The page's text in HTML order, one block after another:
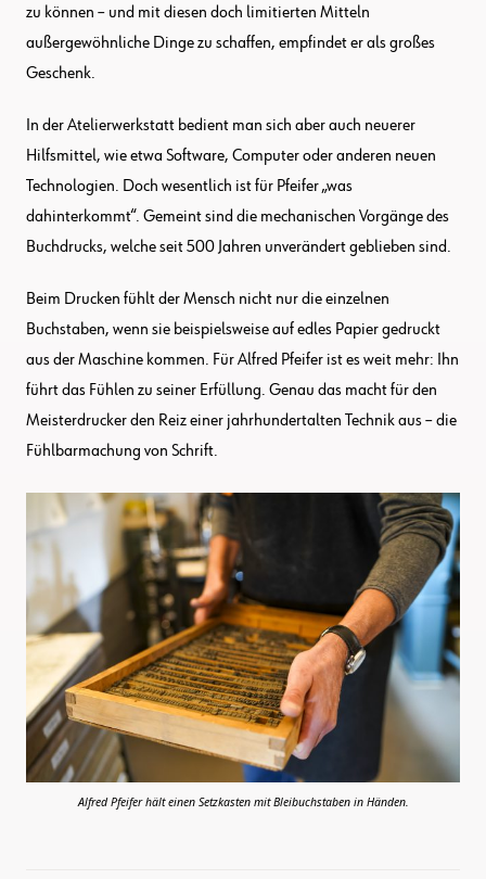
zu können – und mit diesen doch limitierten Mitteln
außergewöhnliche Dinge zu schaffen, empfindet er als großes
Geschenk.
In der Atelierwerkstatt bedient man sich aber auch neuerer
Hilfsmittel, wie etwa Software, Computer oder anderen neuen
Technologien. Doch wesentlich ist für Pfeifer „was
dahinterkommt“. Gemeint sind die mechanischen Vorgänge des
Buchdrucks, welche seit 500 Jahren unverändert geblieben sind.
Beim Drucken fühlt der Mensch nicht nur die einzelnen
Buchstaben, wenn sie beispielsweise auf edles Papier gedruckt
aus der Maschine kommen. Für Alfred Pfeifer ist es weit mehr: Ihn
führt das Fühlen zu seiner Erfüllung. Genau das macht für den
Meisterdrucker den Reiz einer jahrhundertalten Technik aus – die
Fühlbarmachung von Schrift.
Alfred Pfeifer hält einen Setzkasten mit Bleibuchstaben in Händen.